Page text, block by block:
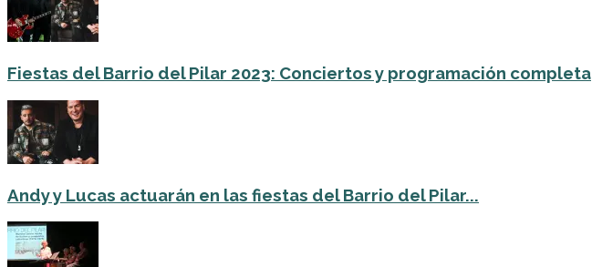
Fiestas del Barrio del Pilar 2023: Conciertos y programación completa
Andy y Lucas actuarán en las fiestas del Barrio del Pilar...